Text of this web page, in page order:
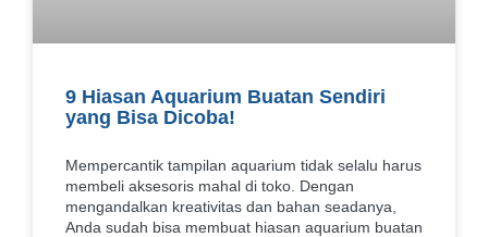
9 Hiasan Aquarium Buatan Sendiri
yang Bisa Dicoba!
Mempercantik tampilan aquarium tidak selalu harus
membeli aksesoris mahal di toko. Dengan
mengandalkan kreativitas dan bahan seadanya,
Anda sudah bisa membuat hiasan aquarium buatan